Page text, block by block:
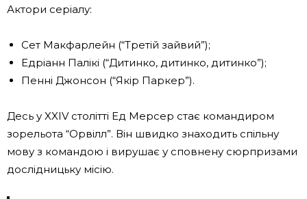
Актори серіалу:
Сет Макфарлейн (“Третій зайвий”);
Едріанн Палікі (“Дитинко, дитинко, дитинко”);
Пенні Джонсон (“Якір Паркер”).
Десь у XXIV столітті Ед Мерсер стає командиром
зорельота “Орвілл”. Він швидко знаходить спільну
мову з командою і вирушає у сповнену сюрпризами
дослідницьку місію.